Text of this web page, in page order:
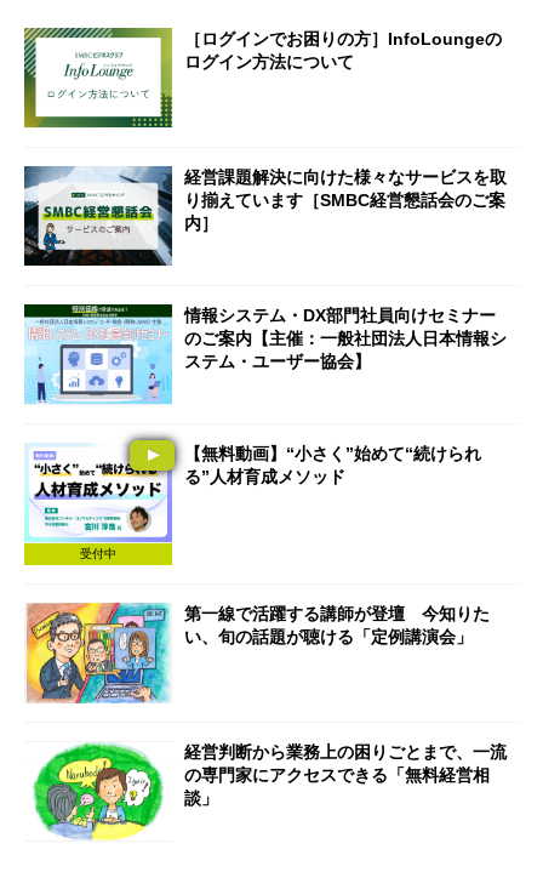
［ログインでお困りの方］InfoLoungeの
ログイン方法について
経営課題解決に向けた様々なサービスを取
り揃えています［SMBC経営懇話会のご案
内］
情報システム・DX部門社員向けセミナー
のご案内【主催：一般社団法人日本情報シ
ステム・ユーザー協会】
受付中
【無料動画】“小さく”始めて“続けられ
る”人材育成メソッド
第一線で活躍する講師が登壇 今知りた
い、旬の話題が聴ける「定例講演会」
経営判断から業務上の困りごとまで、一流
の専門家にアクセスできる「無料経営相
談」